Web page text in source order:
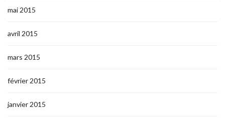
mai 2015
avril 2015
mars 2015
février 2015
janvier 2015